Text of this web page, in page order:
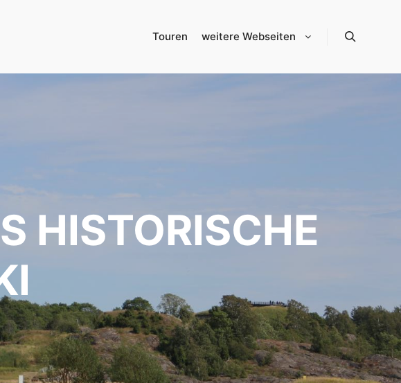
Touren weitere Webseiten
HISTORISCHE